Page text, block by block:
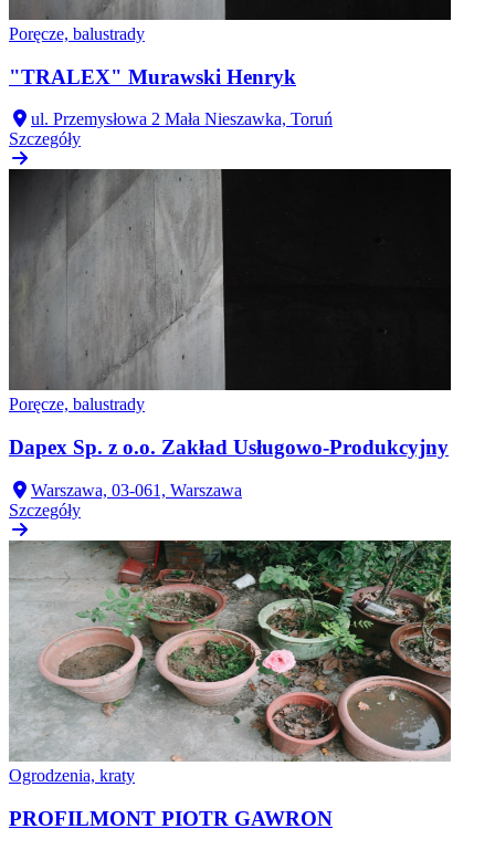
Poręcze, balustrady
"TRALEX" Murawski Henryk
ul. Przemysłowa 2 Mała Nieszawka, Toruń
Szczegóły
Poręcze, balustrady
Dapex Sp. z o.o. Zakład Usługowo-Produkcyjny
Warszawa, 03-061, Warszawa
Szczegóły
Ogrodzenia, kraty
PROFILMONT PIOTR GAWRON